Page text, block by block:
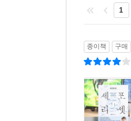
코로나19를
위해 운동도
삶으로 안내할
◆ 질병 리셋│
질병이 있다면
촉진했는지
1
종이책 구매